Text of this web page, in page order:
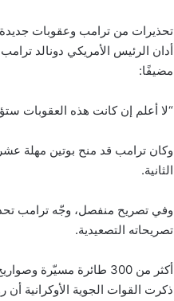
تحذيرات من ترامب وعقوبات جديدة
أدان الرئيس الأمريكي دونالد
مضيفًا:
“لا أعلم إن كانت هذه العقوبات
وكان ترامب قد منح بوتين مهلة
الثانية.
وفي تصريح منفصل، وجّه ترامب
تصريحاته التصعيدية.
أكثر من 300 طائرة مسيّرة وصواريخ